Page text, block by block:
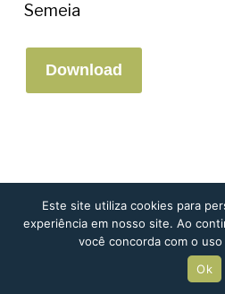
Semeia
Este site utiliza cookies para
experiência em nosso site. Ao
você concorda com o
Ok